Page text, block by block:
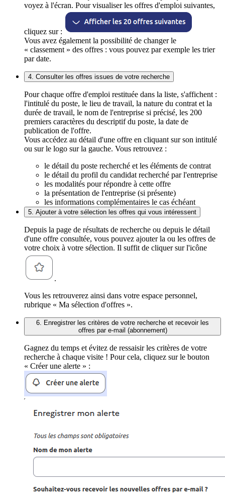
voyez à l'écran. Pour visualiser les offres d'emploi suivantes,
cliquez sur :
Vous avez également la possibilité de changer le
« classement » des offres : vous pouvez par exemple les trier
par date.
4. Consulter les offres issues de votre recherche
Pour chaque offre d'emploi restituée dans la liste, s'affichent :
l'intitulé du poste, le lieu de travail, la nature du contrat et la
durée de travail, le nom de l'entreprise si précisé, les 200
premiers caractères du descriptif du poste, la date de
publication de l'offre.
Vous accédez au détail d'une offre en cliquant sur son intitulé
ou sur le logo sur la gauche. Vous retrouvez :
le détail du poste recherché et les éléments de contrat
le détail du profil du candidat recherché par l'entreprise
les modalités pour répondre à cette offre
la présentation de l'entreprise (si présente)
les informations complémentaires le cas échéant
5. Ajouter à votre sélection les offres qui vous intéressent
Depuis la page de résultats de recherche ou depuis le détail
d'une offre consultée, vous pouvez ajouter la ou les offres de
votre choix à votre sélection. Il suffit de cliquer sur l'icône
.
Vous les retrouverez ainsi dans votre espace personnel,
rubrique « Ma sélection d'offres ».
6. Enregistrer les critères de votre recherche et recevoir les
offres par e-mail (abonnement)
Gagnez du temps et évitez de ressaisir les critères de votre
recherche à chaque visite ! Pour cela, cliquez sur le bouton
« Créer une alerte » :